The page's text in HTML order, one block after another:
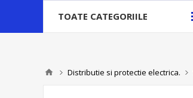
TOATE CATEGORIILE
Distributie si protectie electrica.